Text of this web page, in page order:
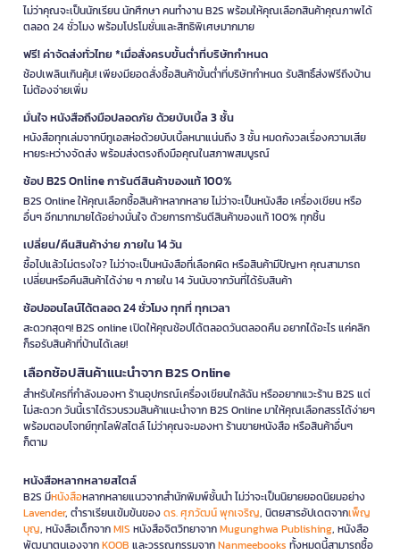
ไม่ว่าคุณจะเป็นนักเรียน นักศึกษา คนทำงาน B2S พร้อมให้คุณเลือกสินค้าคุณภาพได้
ตลอด 24 ชั่วโมง พร้อมโปรโมชั่นและสิทธิพิเศษมากมาย
ฟรี! ค่าจัดส่งทั่วไทย *เมื่อสั่งครบขั้นต่ำที่บริษัทกำหนด
ช้อปเพลินเกินคุ้ม! เพียงมียอดสั่งซื้อสินค้าขั้นต่ำที่บริษัทกำหนด รับสิทธิ์ส่งฟรีถึงบ้าน
ไม่ต้องจ่ายเพิ่ม
มั่นใจ หนังสือถึงมือปลอดภัย ด้วยบับเบิ้ล 3 ชั้น
หนังสือทุกเล่มจากบีทูเอสห่อด้วยบับเบิ้ลหนาแน่นถึง 3 ชั้น หมดกังวลเรื่องความเสีย
หายระหว่างจัดส่ง พร้อมส่งตรงถึงมือคุณในสภาพสมบูรณ์
ช้อป B2S Online การันตีสินค้าของแท้ 100%
B2S Online ให้คุณเลือกซื้อสินค้าหลากหลาย ไม่ว่าจะเป็นหนังสือ เครื่องเขียน หรือ
อื่นๆ อีกมากมายได้อย่างมั่นใจ ด้วยการการันตีสินค้าของแท้ 100% ทุกชิ้น
เปลี่ยน/คืนสินค้าง่าย ภายใน 14 วัน
ซื้อไปแล้วไม่ตรงใจ? ไม่ว่าจะเป็นหนังสือที่เลือกผิด หรือสินค้ามีปัญหา คุณสามารถ
เปลี่ยนหรือคืนสินค้าได้ง่าย ๆ ภายใน 14 วันนับจากวันที่ได้รับสินค้า
ช้อปออนไลน์ได้ตลอด 24 ชั่วโมง ทุกที่ ทุกเวลา
สะดวกสุดๆ! B2S online เปิดให้คุณช้อปได้ตลอดวันตลอดคืน อยากได้อะไร แค่คลิก
ก็รอรับสินค้าที่บ้านได้เลย!
เลือกช้อปสินค้าแนะนำจาก B2S Online
สำหรับใครที่กำลังมองหา ร้านอุปกรณ์เครื่องเขียนใกล้ฉัน หรืออยากแวะร้าน B2S แต่
ไม่สะดวก วันนี้เราได้รวบรวมสินค้าแนะนำจาก B2S Online มาให้คุณเลือกสรรได้ง่ายๆ
พร้อมตอบโจทย์ทุกไลฟ์สไตล์ ไม่ว่าคุณจะมองหา ร้านขายหนังสือ หรือสินค้าอื่นๆ
ก็ตาม
หนังสือหลากหลายสไตล์
B2S มีหนังสือหลากหลายแนวจากสำนักพิมพ์ชั้นนำ ไม่ว่าจะเป็นนิยายยอดนิยมอย่าง
Lavender, ตำราเรียนเข้มข้นของดร. ศุภวัฒน์ พุกเจริญ, นิตยสารอัปเดตจากเพ็ญ
บุญ, หนังสือเด็กจากMIS หนังสือจิตวิทยาจากMugunghwa Publishing, หนังสือ
พัฒนาตนเองจากKOOB และวรรณกรรมจากNanmeebooks ทั้งหมดนี้สามารถซื้อ